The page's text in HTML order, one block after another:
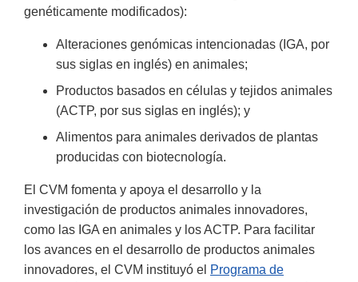
genéticamente modificados):
Alteraciones genómicas intencionadas (IGA, por
sus siglas en inglés) en animales;
Productos basados en células y tejidos animales
(ACTP, por sus siglas en inglés); y
Alimentos para animales derivados de plantas
producidas con biotecnología.
El CVM fomenta y apoya el desarrollo y la
investigación de productos animales innovadores,
como las IGA en animales y los ACTP. Para facilitar
los avances en el desarrollo de productos animales
innovadores, el CVM instituyó el Programa de